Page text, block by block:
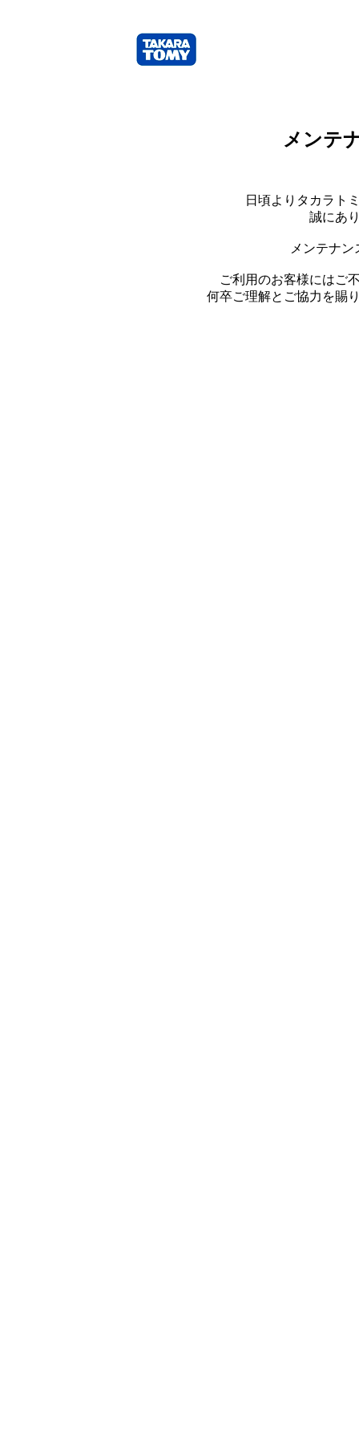
メンテ
日頃よりタカラト
誠にあ
メンテナ
ご利用のお客様にはご
何卒ご理解とご協力を賜